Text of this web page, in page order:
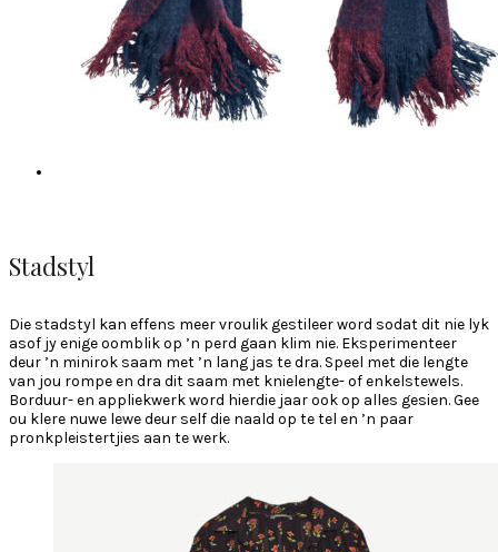
Stadstyl
Die stadstyl kan effens meer vroulik gestileer word sodat dit nie lyk
asof jy enige oomblik op ’n perd gaan klim nie. Eksperimenteer
deur ’n minirok saam met ’n lang jas te dra. Speel met die lengte
van jou rompe en dra dit saam met knielengte- of enkelstewels.
Borduur- en appliekwerk word hierdie jaar ook op alles gesien. Gee
ou klere nuwe lewe deur self die naald op te tel en ’n paar
pronkpleistertjies aan te werk.